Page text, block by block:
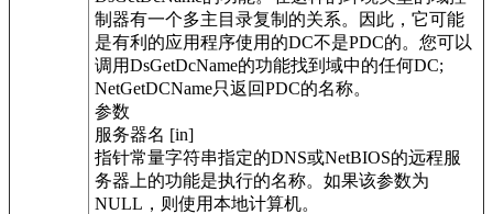
制器有一个多主目录复制的关系。因此，它可能
是有利的应用程序使用的DC不是PDC的。您可以
调用DsGetDcName的功能找到域中的任何DC;
NetGetDCName只返回PDC的名称。
参数
服务器名 [in]
指针常量字符串指定的DNS或NetBIOS的远程服
务器上的功能是执行的名称。如果该参数为
NULL，则使用本地计算机。